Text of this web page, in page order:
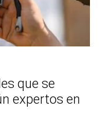
que se
expertos en